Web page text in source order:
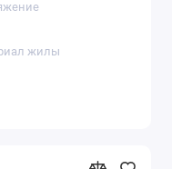
жилы